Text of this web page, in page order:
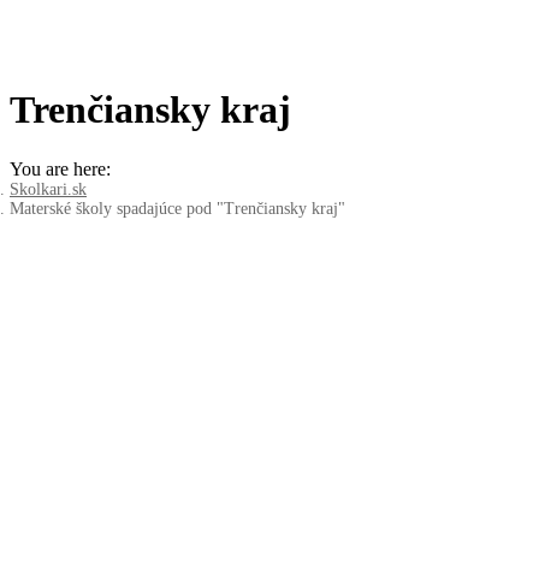
Trenčiansky kraj
You are here:
Skolkari.sk
Materské školy spadajúce pod "Trenčiansky kraj"